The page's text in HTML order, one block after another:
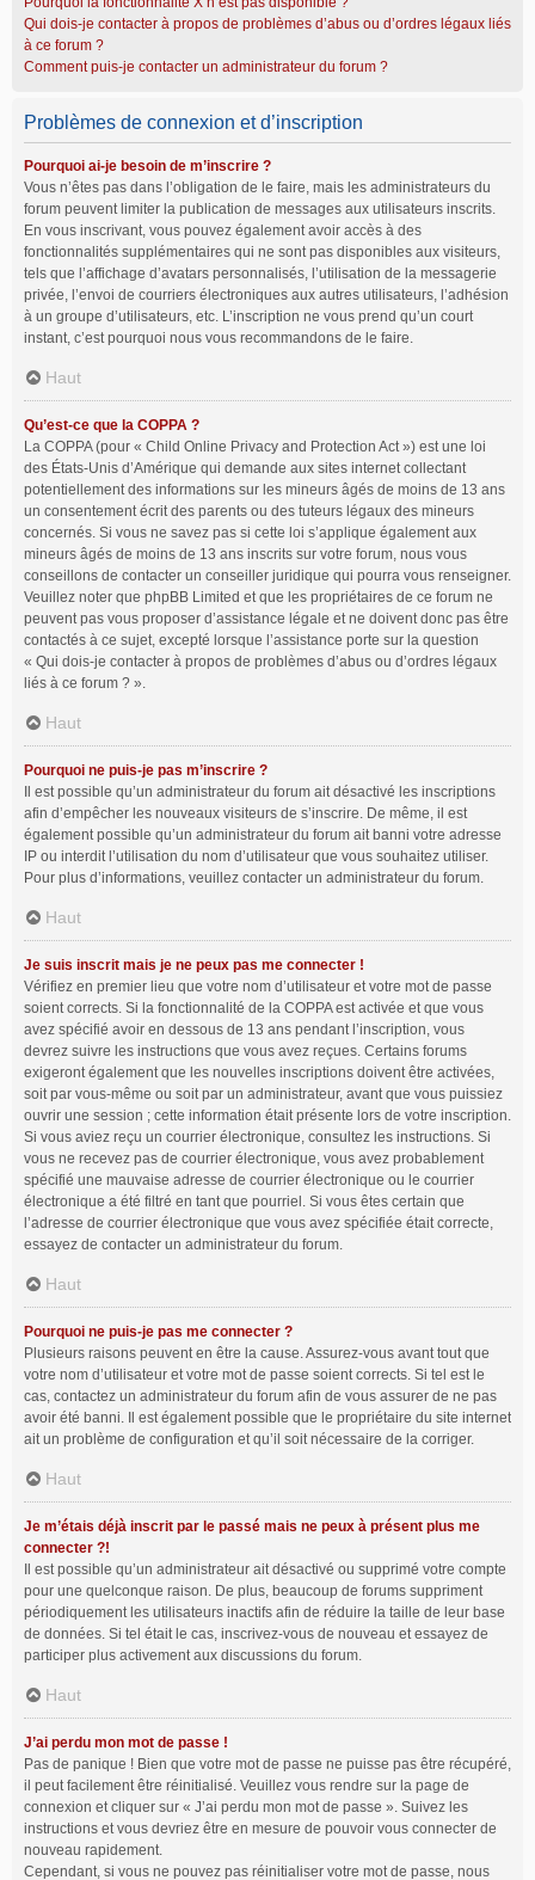
Qui dois-je contacter à propos de problèmes d’abus ou d’ordres légaux liés
à ce forum ?
Comment puis-je contacter un administrateur du forum ?
Problèmes de connexion et d’inscription
Pourquoi ai-je besoin de m’inscrire ?
Vous n’êtes pas dans l’obligation de le faire, mais les administrateurs du
forum peuvent limiter la publication de messages aux utilisateurs inscrits.
En vous inscrivant, vous pouvez également avoir accès à des
fonctionnalités supplémentaires qui ne sont pas disponibles aux visiteurs,
tels que l’affichage d’avatars personnalisés, l’utilisation de la messagerie
privée, l’envoi de courriers électroniques aux autres utilisateurs, l’adhésion
à un groupe d’utilisateurs, etc. L’inscription ne vous prend qu’un court
instant, c’est pourquoi nous vous recommandons de le faire.
Haut
Qu’est-ce que la COPPA ?
La COPPA (pour « Child Online Privacy and Protection Act ») est une loi
des États-Unis d’Amérique qui demande aux sites internet collectant
potentiellement des informations sur les mineurs âgés de moins de 13 ans
un consentement écrit des parents ou des tuteurs légaux des mineurs
concernés. Si vous ne savez pas si cette loi s’applique également aux
mineurs âgés de moins de 13 ans inscrits sur votre forum, nous vous
conseillons de contacter un conseiller juridique qui pourra vous renseigner.
Veuillez noter que phpBB Limited et que les propriétaires de ce forum ne
peuvent pas vous proposer d’assistance légale et ne doivent donc pas être
contactés à ce sujet, excepté lorsque l’assistance porte sur la question
« Qui dois-je contacter à propos de problèmes d’abus ou d’ordres légaux
liés à ce forum ? ».
Haut
Pourquoi ne puis-je pas m’inscrire ?
Il est possible qu’un administrateur du forum ait désactivé les inscriptions
afin d’empêcher les nouveaux visiteurs de s’inscrire. De même, il est
également possible qu’un administrateur du forum ait banni votre adresse
IP ou interdit l’utilisation du nom d’utilisateur que vous souhaitez utiliser.
Pour plus d’informations, veuillez contacter un administrateur du forum.
Haut
Je suis inscrit mais je ne peux pas me connecter !
Vérifiez en premier lieu que votre nom d’utilisateur et votre mot de passe
soient corrects. Si la fonctionnalité de la COPPA est activée et que vous
avez spécifié avoir en dessous de 13 ans pendant l’inscription, vous
devrez suivre les instructions que vous avez reçues. Certains forums
exigeront également que les nouvelles inscriptions doivent être activées,
soit par vous-même ou soit par un administrateur, avant que vous puissiez
ouvrir une session ; cette information était présente lors de votre inscription.
Si vous aviez reçu un courrier électronique, consultez les instructions. Si
vous ne recevez pas de courrier électronique, vous avez probablement
spécifié une mauvaise adresse de courrier électronique ou le courrier
électronique a été filtré en tant que pourriel. Si vous êtes certain que
l’adresse de courrier électronique que vous avez spécifiée était correcte,
essayez de contacter un administrateur du forum.
Haut
Pourquoi ne puis-je pas me connecter ?
Plusieurs raisons peuvent en être la cause. Assurez-vous avant tout que
votre nom d’utilisateur et votre mot de passe soient corrects. Si tel est le
cas, contactez un administrateur du forum afin de vous assurer de ne pas
avoir été banni. Il est également possible que le propriétaire du site internet
ait un problème de configuration et qu’il soit nécessaire de la corriger.
Haut
Je m’étais déjà inscrit par le passé mais ne peux à présent plus me
connecter ?!
Il est possible qu’un administrateur ait désactivé ou supprimé votre compte
pour une quelconque raison. De plus, beaucoup de forums suppriment
périodiquement les utilisateurs inactifs afin de réduire la taille de leur base
de données. Si tel était le cas, inscrivez-vous de nouveau et essayez de
participer plus activement aux discussions du forum.
Haut
J’ai perdu mon mot de passe !
Pas de panique ! Bien que votre mot de passe ne puisse pas être récupéré,
il peut facilement être réinitialisé. Veuillez vous rendre sur la page de
connexion et cliquer sur « J’ai perdu mon mot de passe ». Suivez les
instructions et vous devriez être en mesure de pouvoir vous connecter de
nouveau rapidement.
Cependant, si vous ne pouvez pas réinitialiser votre mot de passe, nous